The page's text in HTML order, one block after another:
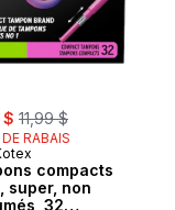
$ , formerly:
11,99 $
RABAIS
compacts
super, non
32